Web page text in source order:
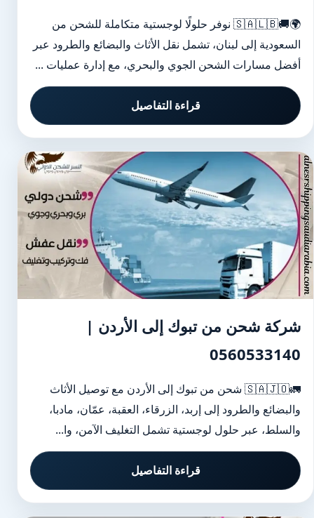
🌍🚚🇸🇦🇱🇧 نوفر حلولًا لوجستية متكاملة للشحن من
السعودية إلى لبنان، تشمل نقل الأثاث والبضائع والطرود عبر
أفضل مسارات الشحن الجوي والبحري، مع إدارة عمليات ...
قراءة التفاصيل
شركة شحن من تبوك إلى الأردن |
0560533140
🚛🇸🇦🇯🇴 شحن من تبوك إلى الأردن مع توصيل الأثاث
والبضائع والطرود إلى إربد، الزرقاء، العقبة، عمّان، مادبا،
والسلط، عبر حلول لوجستية تشمل التغليف الآمن، وا...
قراءة التفاصيل